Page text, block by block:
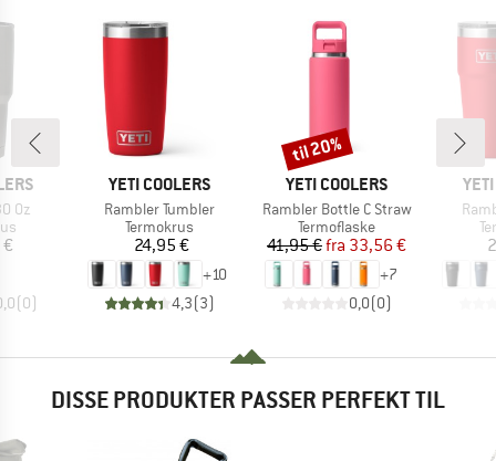
Oz
(0)
MÆRKE
YETI COOLERS
Artikel
Rambler Tumbler
Produktgruppe
Termokrus
Pris
24,95 €
+10
4,3(3)
MÆRKE
YETI COOLERS
Artikel
Rambler Bottle C Straw
Produktgruppe
Termoflaske
Pris
41,95 € Nedsat pris
fra 33,56 €
+7
0,0(0)
Rabat
til 20%
DISSE PRODUKTER PASSER PERFEKT TIL